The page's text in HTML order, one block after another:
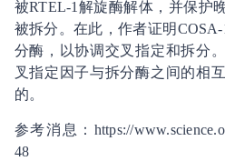
被RTEL-1解旋酶解体，并保护
被拆分。在此，作者证明
分酶，以协调交叉指定和拆分
叉指定因子与拆分酶之间的相
的。
参考消息：https://
48